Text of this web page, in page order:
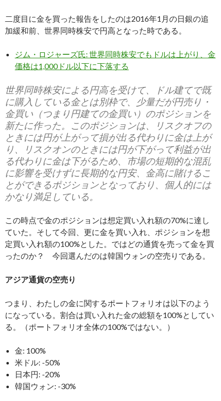
二度目に金を買った報告をしたのは2016年1月の日銀の追
加緩和前、世界同時株安で円高となった時である。
ジム・ロジャーズ氏: 世界同時株安でもドルは上がり、金
価格は1,000ドル以下に下落する
世界同時株安による円高を受けて、ドル建てで既
に購入している金とは別枠で、少量だが円売り・
金買い（つまり円建ての金買い）のポジションを
新たに作った。このポジションは、リスクオフの
ときには円が上がって損が出る代わりに金は上が
り、リスクオンのときには円が下がって利益が出
る代わりに金は下がるため、市場の短期的な混乱
に影響を受けずに長期的な円安、金高に賭けるこ
とができるポジションとなっており、個人的には
かなり満足している。
この時点で金のポジションは想定買い入れ額の70%に達し
ていた。そして今回、更に金を買い入れ、ポジションを想
定買い入れ額の100%とした。ではどの通貨を売って金を買
ったのか？ 今回選んだのは韓国ウォンの空売りである。
アジア通貨の空売り
つまり、わたしの金に関するポートフォリオは以下のよう
になっている。割合は買い入れた金の総額を100%としてい
る。（ポートフォリオ全体の100%ではない。）
金: 100%
米ドル: -50%
日本円: -20%
韓国ウォン: -30%